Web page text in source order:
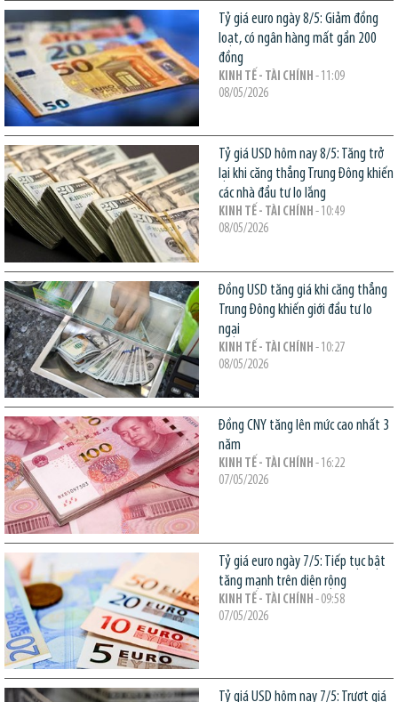
Tỷ giá euro ngày 8/5: Giảm đồng
loạt, có ngân hàng mất gần 200
đồng
KINH TẾ - TÀI CHÍNH - 11:09
08/05/2026
Tỷ giá USD hôm nay 8/5: Tăng trở
lại khi căng thẳng Trung Đông khiến
các nhà đầu tư lo lắng
KINH TẾ - TÀI CHÍNH - 10:49
08/05/2026
Đồng USD tăng giá khi căng thẳng
Trung Đông khiến giới đầu tư lo
ngại
KINH TẾ - TÀI CHÍNH - 10:27
08/05/2026
Đồng CNY tăng lên mức cao nhất 3
năm
KINH TẾ - TÀI CHÍNH - 16:22
07/05/2026
Tỷ giá euro ngày 7/5: Tiếp tục bật
tăng mạnh trên diện rộng
KINH TẾ - TÀI CHÍNH - 09:58
07/05/2026
Tỷ giá USD hôm nay 7/5: Trượt giá